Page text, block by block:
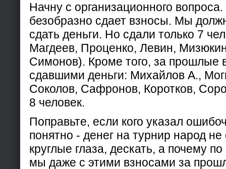
Начну с организационного
безобразно сдает взносы. Мы
сдать деньги. Но сдали только 7
Магдеев, Проценко, Левин,
Симонов). Кроме того, за прошлые
сдавшими деньги: Михайлов А.,
Соколов, Сафронов, Коротков,
8 человек.
Поправьте, если кого указал
понятно - денег на турнир народ
круглые глаза, дескать, а почему
мы даже с этими взносами за